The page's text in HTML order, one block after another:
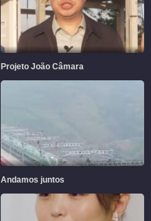
Projeto João Câmara
Andamos juntos